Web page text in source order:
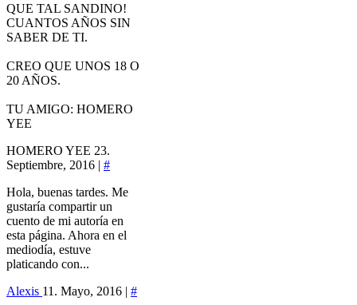
QUE TAL SANDINO!
CUANTOS AÑOS SIN
SABER DE TI.
CREO QUE UNOS 18 O
20 AÑOS.
TU AMIGO: HOMERO
YEE
HOMERO YEE 23.
Septiembre, 2016 | #
Hola, buenas tardes. Me
gustaría compartir un
cuento de mi autoría en
esta página. Ahora en el
mediodía, estuve
platicando con...
Alexis 11. Mayo, 2016 | #